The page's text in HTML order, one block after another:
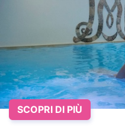
SCOPRI DI PIÙ